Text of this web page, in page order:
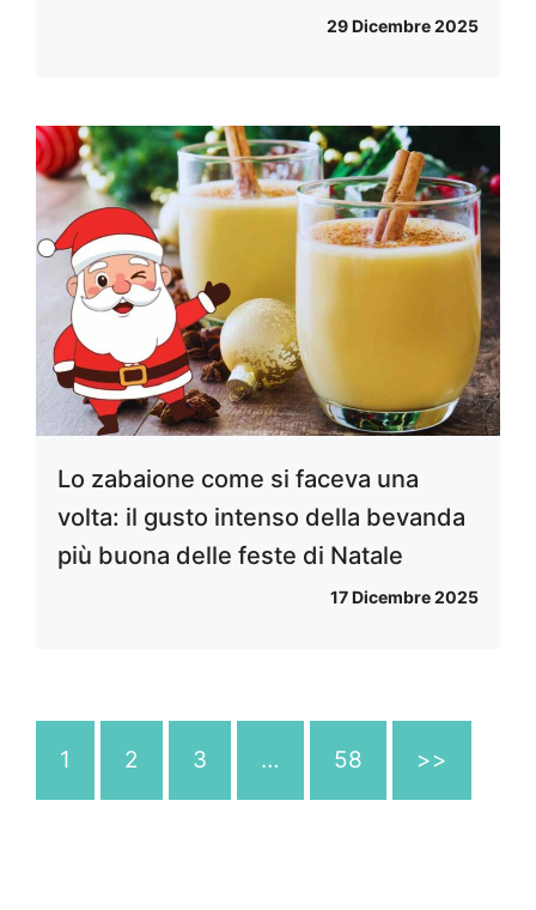
29 Dicembre 2025
Lo zabaione come si faceva una
volta: il gusto intenso della bevanda
più buona delle feste di Natale
17 Dicembre 2025
1 2 3 … 58 >>